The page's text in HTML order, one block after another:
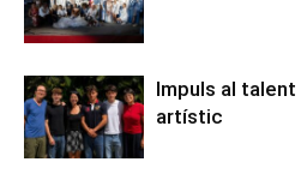
Impuls al
artístic